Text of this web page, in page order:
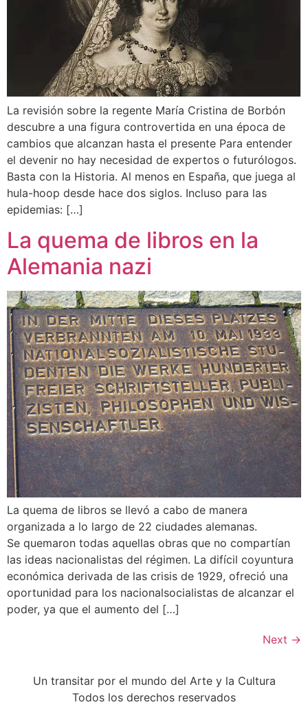
La revisión sobre la regente María Cristina de Borbón
descubre a una figura controvertida en una época de
cambios que alcanzan hasta el presente Para entender
el devenir no hay necesidad de expertos o futurólogos.
Basta con la Historia. Al menos en España, que juega al
hula-hoop desde hace dos siglos. Incluso para las
epidemias: […]
La quema de libros en la
Alemania nazi
La quema de libros se llevó a cabo de manera
organizada a lo largo de 22 ciudades alemanas.
Se quemaron todas aquellas obras que no compartían
las ideas nacionalistas del régimen. La difícil coyuntura
económica derivada de las crisis de 1929, ofreció una
oportunidad para los nacionalsocialistas de alcanzar el
poder, ya que el aumento del […]
Next →
Un transitar por el mundo del Arte y la Cultura
Todos los derechos reservados